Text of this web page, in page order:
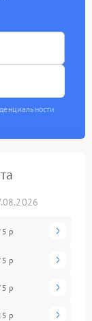
р
р
р
р